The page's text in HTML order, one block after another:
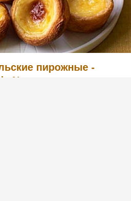
пирожные -
Nata